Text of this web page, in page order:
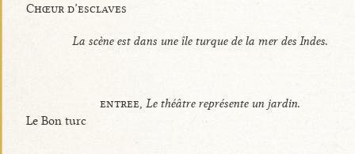
Chœur d’esclaves
La scène est dans une île turque de la mer des Indes.
entree,Le théâtre représente un jardin.
Le Bon turc